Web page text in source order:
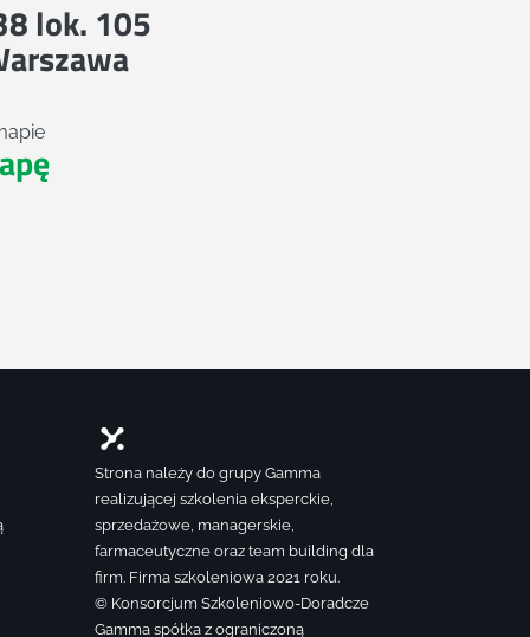
lok. 105
Strona należy do grupy Gamma
realizującej szkolenia eksperckie,
sprzedażowe, managerskie,
farmaceutyczne oraz team building dla
firm. Firma szkoleniowa 2021 roku.
© Konsorcjum Szkoleniowo-Doradcze
Gamma spółka z ograniczoną